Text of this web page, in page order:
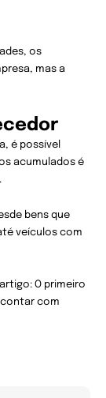
os
mas a
é possível
acumulados é
bens que
veículos com
O primeiro
contar com